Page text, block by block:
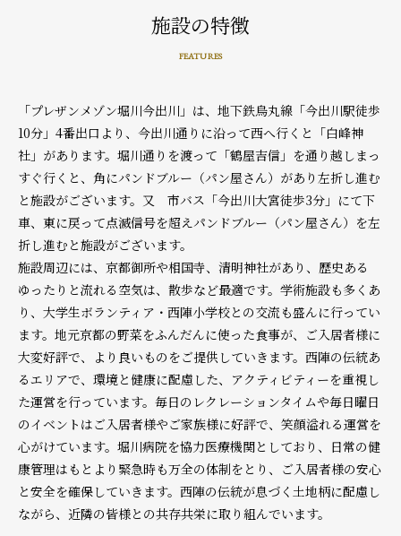
施設の特徴
FEATURES
「プレザンメゾン堀川今出川」は、地下鉄烏丸線「今出川駅徒歩
10分」4番出口より、今出川通りに沿って西へ行くと「白峰神
社」があります。堀川通りを渡って「鶴屋吉信」を通り越しまっ
すぐ行くと、角にパンドブルー（パン屋さん）があり左折し進む
と施設がございます。又 市バス「今出川大宮徒歩3分」にて下
車、東に戻って点滅信号を超えパンドブルー（パン屋さん）を左
折し進むと施設がございます。
施設周辺には、京都御所や相国寺、清明神社があり、歴史ある
ゆったりと流れる空気は、散歩など最適です。学術施設も多くあ
り、大学生ボランティア・西陣小学校との交流も盛んに行ってい
ます。地元京都の野菜をふんだんに使った食事が、ご入居者様に
大変好評で、より良いものをご提供していきます。西陣の伝統あ
るエリアで、環境と健康に配慮した、アクティビティーを重視し
た運営を行っています。毎日のレクレーションタイムや毎日曜日
のイベントはご入居者様やご家族様に好評で、笑顔溢れる運営を
心がけています。堀川病院を協力医療機関としており、日常の健
康管理はもとより緊急時も万全の体制をとり、ご入居者様の安心
と安全を確保していきます。西陣の伝統が息づく土地柄に配慮し
ながら、近隣の皆様との共存共栄に取り組んでいます。